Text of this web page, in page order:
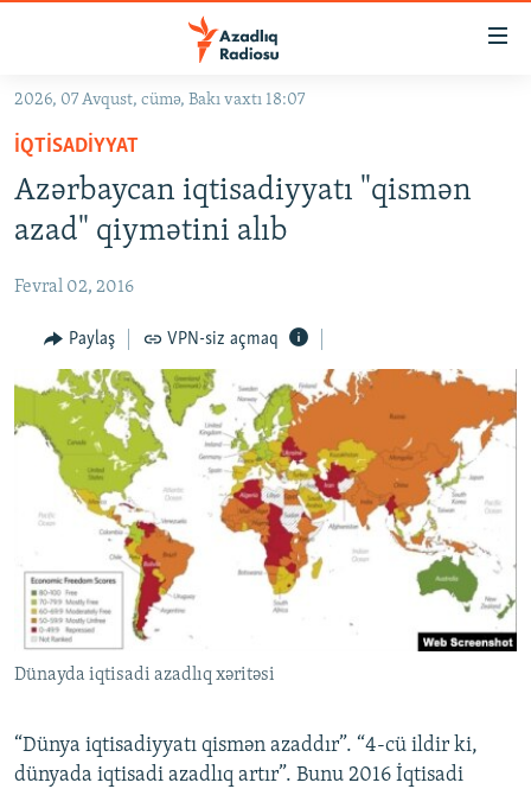
Əsas
qayıt
Əsas
naviqasiyaya
qayıt
Axtarışa
GÜNDƏM
#İZAHLA
KORRUPSIOMETR
#ƏSLINDƏ
FƏRQƏ BAX
QANUNI DOĞRU
ARAŞDIRMA
MULTIMEDIA
VIDEO
FOTOQALEREYA
İNFOQRAFIKA
KARIKATURA
RADIO ARXIV
OXU ZALI
AZƏRBAYCAN ƏDƏBIYYATI KITABXANASI
İSLAM VƏ DEMOKRATIYA
İZ - MƏDƏNIYYƏT PROQRAMI
HAQQIMIZDA
MISSIYAMIZ
PEŞƏ ETIKASI VƏ JURNALISTIKA STANDARTLARIMIZ
MATERIALLARIMIZDAN ISTIFADƏ
AZADLIQRADIOSU MOBIL TELEFONUNUZDA
XƏBƏR BÜLLETENLƏRIMIZ
BIZI IZLƏ
RFE/RL-in bütün saytları
2026, 07 Avqust, cümə, Bakı vaxtı 18:07
İQTISADIYYAT
Azərbaycan iqtisadiyyatı "qismən
azad" qiymətini alıb
Fevral 02, 2016
Paylaş VPN-siz açmaq
Dünayda iqtisadi azadlıq xəritəsi
“Dünya iqtisadiyyatı qismən azaddır”. “4-cü ildir ki,
dünyada iqtisadi azadlıq artır”. Bunu 2016 İqtisadi